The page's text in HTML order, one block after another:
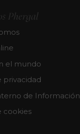
Phergal
el mundo
privacidad
de Información
cookies